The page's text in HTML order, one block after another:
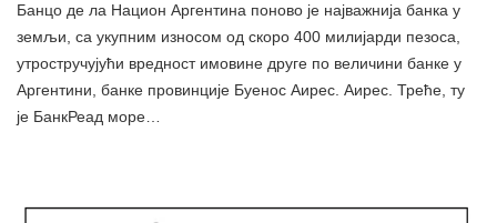
Банцо де ла Национ Аргентина поново је најважнија банка у
земљи, са укупним износом од скоро 400 милијарди пезоса,
утростручујући вредност имовине друге по величини банке у
Аргентини, банке провинције Буенос Аирес. Аирес. Треће, ту
је БанкРеад море…